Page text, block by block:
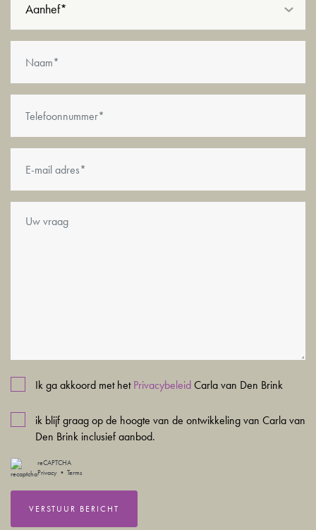
Aanhef*
Ik ga akkoord met hetPrivacybeleidCarla van Den Brink
ik blijf graag op de hoogte van de ontwikkeling van Carla van
Den Brink inclusief aanbod.
reCAPTCHA
Privacy • Terms
VERSTUUR BERICHT